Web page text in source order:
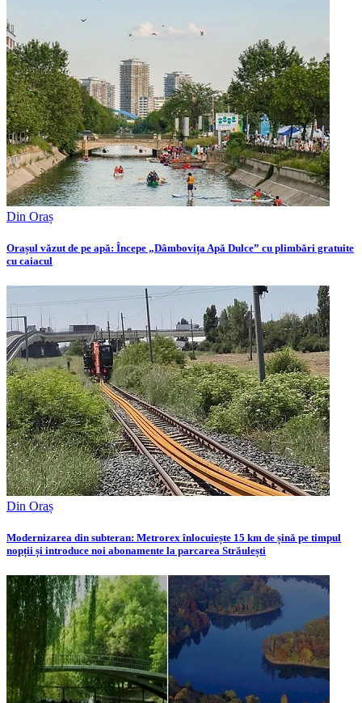
Din Oraș
Orașul văzut de pe apă: Începe „Dâmbovița Apă Dulce” cu plimbări gratuite
cu caiacul
Din Oraș
Modernizarea din subteran: Metrorex înlocuiește 15 km de șină pe timpul
nopții și introduce noi abonamente la parcarea Străulești